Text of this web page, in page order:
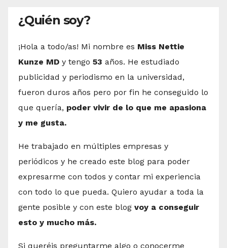
¿Quién soy?
¡Hola a todo/as! Mi nombre es Miss Nettie
Kunze MD y tengo 53 años. He estudiado
publicidad y periodismo en la universidad,
fueron duros años pero por fin he conseguido lo
que quería, poder vivir de lo que me apasiona
y me gusta.
He trabajado en múltiples empresas y
periódicos y he creado este blog para poder
expresarme con todos y contar mi experiencia
con todo lo que pueda. Quiero ayudar a toda la
gente posible y con este blog voy a conseguir
esto y mucho más.
Si queréis preguntarme algo o conocerme